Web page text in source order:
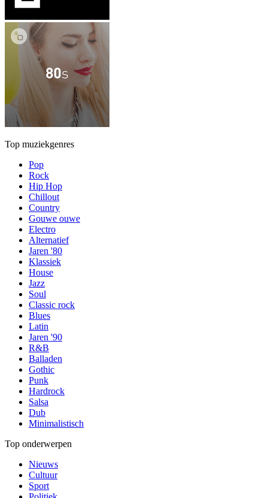
Top muziekgenres
Pop
Rock
Hip Hop
Chillout
Country
Gouwe ouwe
Electro
Alternatief
Jaren '80
Klassiek
House
Jazz
Soul
Classic rock
Blues
Latin
Jaren '90
R&B
Balladen
Gothic
Punk
Hardrock
Salsa
Dub
Minimalistisch
Top onderwerpen
Nieuws
Cultuur
Sport